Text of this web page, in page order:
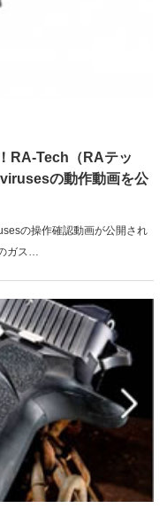
RA-Tech（RAテッ
の動作動画を公
の操作確認動画が公開され
ガス…